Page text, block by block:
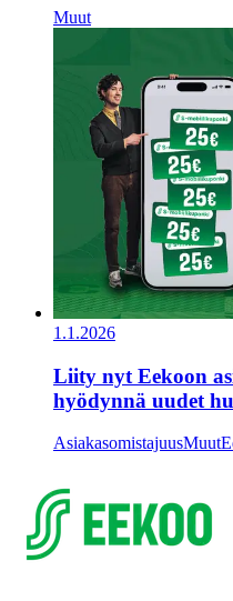
Muut
1.1.2026
Liity nyt Eekoon
hyödynnä uudet
AsiakasomistajuusMuut